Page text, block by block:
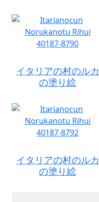
イタリアの村のルカ
の塗り絵
イタリアの村のルカ
の塗り絵